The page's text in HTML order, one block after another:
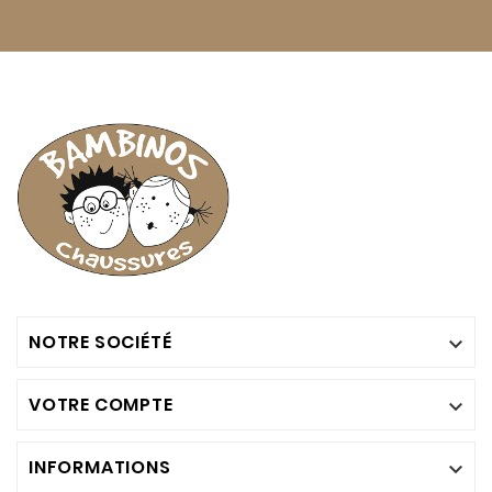
NOTRE SOCIÉTÉ 
VOTRE COMPTE 
INFORMATIONS 